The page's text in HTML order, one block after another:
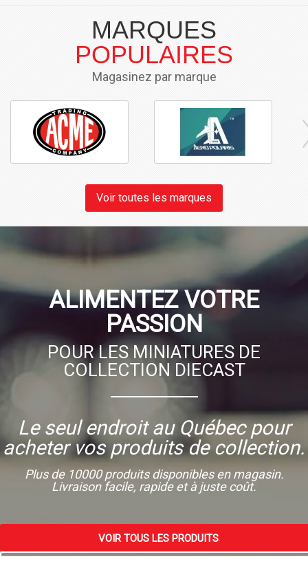
MARQUES
POPULAIRES
Magasinez par marque
Voir toutes les marques
ALIMENTEZ VOTRE
PASSION
POUR LES MINIATURES DE
COLLECTION DIECAST
Le seul endroit au Québec pour
acheter vos produits de collection.
Plus de 10000 produits disponibles en magasin.
Livraison facile, rapide et à juste coût.
VOIR TOUS LES PRODUITS